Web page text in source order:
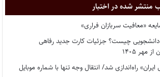
منتشر شده در اختبار
«معافیت سربازان فراری»
دانشجویی چیست؟ جزئیات کارت جدید رفاهی
مهر ۱۴۰۵
راه‌اندازی شد/ انتقال وجه تنها با شماره موبایل